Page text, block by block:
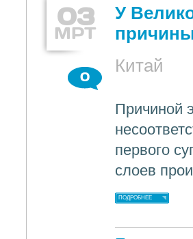
03
МРТ
У
Китай
0
Причиной
первого
слоев
ПОДРОБНЕЕ